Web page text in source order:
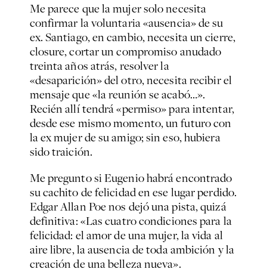
Me parece que la mujer solo necesita
confirmar la voluntaria «ausencia» de su
ex. Santiago, en cambio, necesita un cierre,
closure, cortar un compromiso anudado
treinta años atrás, resolver la
«desaparición» del otro, necesita recibir el
mensaje que «la reunión se acabó…».
Recién allí tendrá «permiso» para intentar,
desde ese mismo momento, un futuro con
la ex mujer de su amigo; sin eso, hubiera
sido traición.
Me pregunto si Eugenio habrá encontrado
su cachito de felicidad en ese lugar perdido.
Edgar Allan Poe nos dejó una pista, quizá
definitiva: «Las cuatro condiciones para la
felicidad: el amor de una mujer, la vida al
aire libre, la ausencia de toda ambición y la
creación de una belleza nueva».